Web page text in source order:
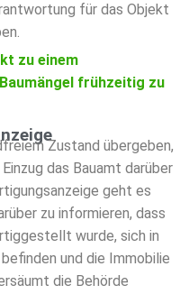
für das Objekt
zu einem
frühzeitig zu
Zustand übergeben,
das Bauamt darüber
geht es
zu informieren, dass
wurde, sich in
und die Immobilie
die Behörde